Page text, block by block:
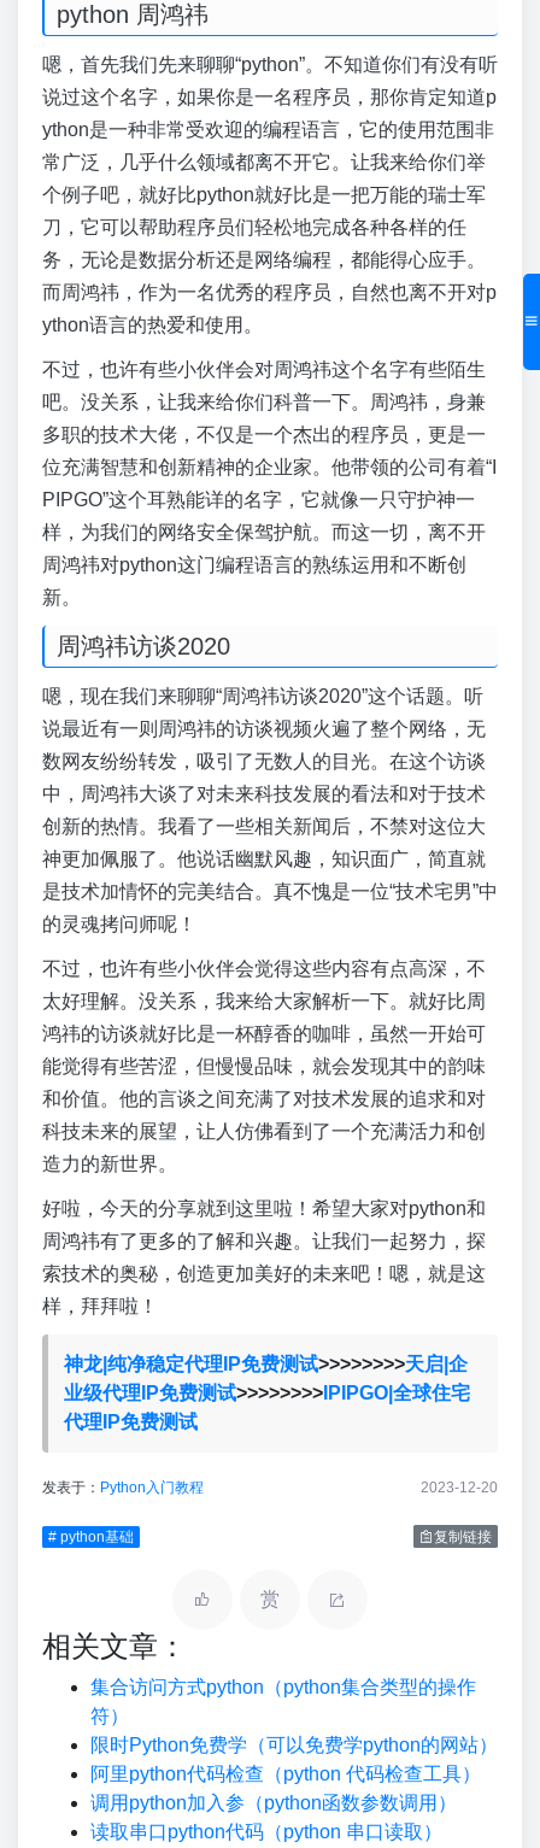
python 周鸿祎
嗯，首先我们先来聊聊“python”。不知道你们有没有听
说过这个名字，如果你是一名程序员，那你肯定知道p
ython是一种非常受欢迎的编程语言，它的使用范围非
常广泛，几乎什么领域都离不开它。让我来给你们举
个例子吧，就好比python就好比是一把万能的瑞士军
刀，它可以帮助程序员们轻松地完成各种各样的任
务，无论是数据分析还是网络编程，都能得心应手。
而周鸿祎，作为一名优秀的程序员，自然也离不开对p
ython语言的热爱和使用。
不过，也许有些小伙伴会对周鸿祎这个名字有些陌生
吧。没关系，让我来给你们科普一下。周鸿祎，身兼
多职的技术大佬，不仅是一个杰出的程序员，更是一
位充满智慧和创新精神的企业家。他带领的公司有着“I
PIPGO”这个耳熟能详的名字，它就像一只守护神一
样，为我们的网络安全保驾护航。而这一切，离不开
周鸿祎对python这门编程语言的熟练运用和不断创
新。
周鸿祎访谈2020
嗯，现在我们来聊聊“周鸿祎访谈2020”这个话题。听
说最近有一则周鸿祎的访谈视频火遍了整个网络，无
数网友纷纷转发，吸引了无数人的目光。在这个访谈
中，周鸿祎大谈了对未来科技发展的看法和对于技术
创新的热情。我看了一些相关新闻后，不禁对这位大
神更加佩服了。他说话幽默风趣，知识面广，简直就
是技术加情怀的完美结合。真不愧是一位“技术宅男”中
的灵魂拷问师呢！
不过，也许有些小伙伴会觉得这些内容有点高深，不
太好理解。没关系，我来给大家解析一下。就好比周
鸿祎的访谈就好比是一杯醇香的咖啡，虽然一开始可
能觉得有些苦涩，但慢慢品味，就会发现其中的韵味
和价值。他的言谈之间充满了对技术发展的追求和对
科技未来的展望，让人仿佛看到了一个充满活力和创
造力的新世界。
好啦，今天的分享就到这里啦！希望大家对python和
周鸿祎有了更多的了解和兴趣。让我们一起努力，探
索技术的奥秘，创造更加美好的未来吧！嗯，就是这
样，拜拜啦！
神龙|纯净稳定代理IP免费测试>>>>>>>>天启|企
业级代理IP免费测试>>>>>>>>IPIPGO|全球住宅
代理IP免费测试
发表于： Python入门教程 2023-12-20
# python基础 复制链接
赏
相关文章：
集合访问方式python（python集合类型的操作
符）
限时Python免费学（可以免费学python的网站）
阿里python代码检查（python 代码检查工具）
调用python加入参（python函数参数调用）
读取串口python代码（python 串口读取）